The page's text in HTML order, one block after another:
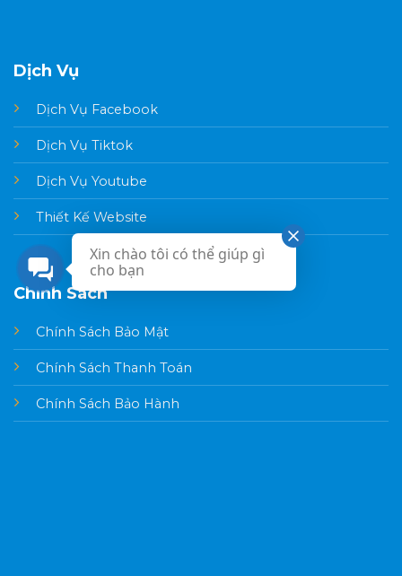
Dịch Vụ
Dịch Vụ Facebook
Dịch Vụ Tiktok
Dịch Vụ Youtube
Thiết Kế Website
Chính Sách
Chính Sách Bảo Mật
Chính Sách Thanh Toán
Chính Sách Bảo Hành
Xin chào tôi có thể giúp gì
cho bạn